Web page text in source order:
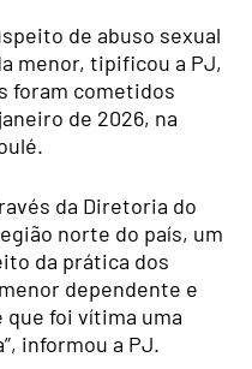
de abuso sexual
menor, tipificou a PJ,
foram cometidos
de 2026, na
da Diretoria do
norte do país, um
da prática dos
dependente e
que foi vítima uma
informou a PJ.